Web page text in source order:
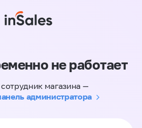
не работает
магазина —
администратора